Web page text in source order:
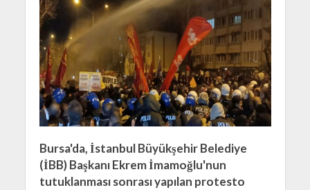
Bursa'da, İstanbul Büyükşehir Belediye
(İBB) Başkanı Ekrem İmamoğlu'nun
tutuklanması sonrası yapılan protesto